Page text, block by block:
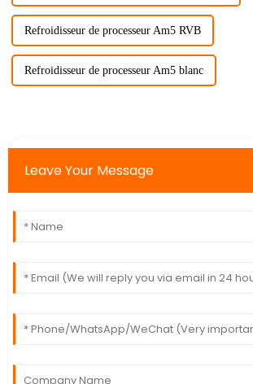
Refroidisseur de processeur Am5 RVB
Refroidisseur de processeur Am5 blanc
Leave Your Message